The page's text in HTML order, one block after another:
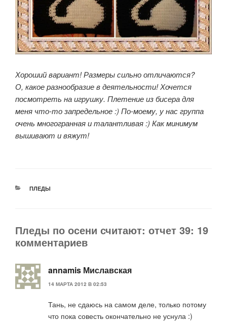
Хороший вариант! Размеры сильно отличаются?
О, какое разнообразие в деятельности! Хочется
посмотреть на игрушку. Плетение из бисера для
меня что-то запредельное :) По-моему, у нас группа
очень многогранная и талантливая :) Как минимум
вышивают и вяжут!
РУБРИКИ
ПЛЕДЫ
Пледы по осени считают: отчет 39: 19
комментариев
annamis Миславская
14 МАРТА 2012 В 02:53
Тань, не сдаюсь на самом деле, только потому
что пока совесть окончательно не уснула :)